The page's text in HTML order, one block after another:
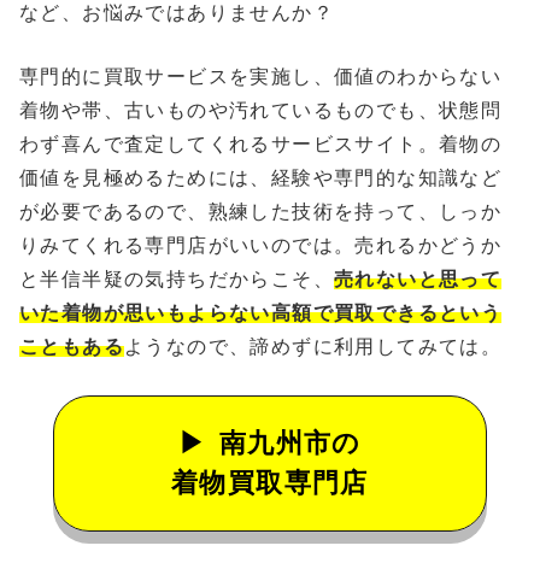
など、お悩みではありませんか？
専門的に買取サービスを実施し、価値のわからない
着物や帯、古いものや汚れているものでも、状態問
わず喜んで査定してくれるサービスサイト。着物の
価値を見極めるためには、経験や専門的な知識など
が必要であるので、熟練した技術を持って、しっか
りみてくれる専門店がいいのでは。売れるかどうか
と半信半疑の気持ちだからこそ、 売れないと思って
いた着物が思いもよらない高額で買取できるという
こともあるようなので、諦めずに利用してみては。
南九州市の
着物買取専門店